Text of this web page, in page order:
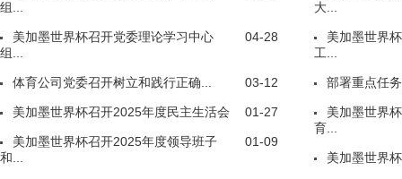
组...
04-28
美加墨世界杯召开党委理论学习中心
组...
03-12
体育公司党委召开树立和践行正确...
01-27
美加墨世界杯召开2025年度民主生活会
01-09
美加墨世界杯召开2025年度领导班子
和...
大...
美加墨世界
工...
部署重点任
美加墨世界
育...
美加墨世界